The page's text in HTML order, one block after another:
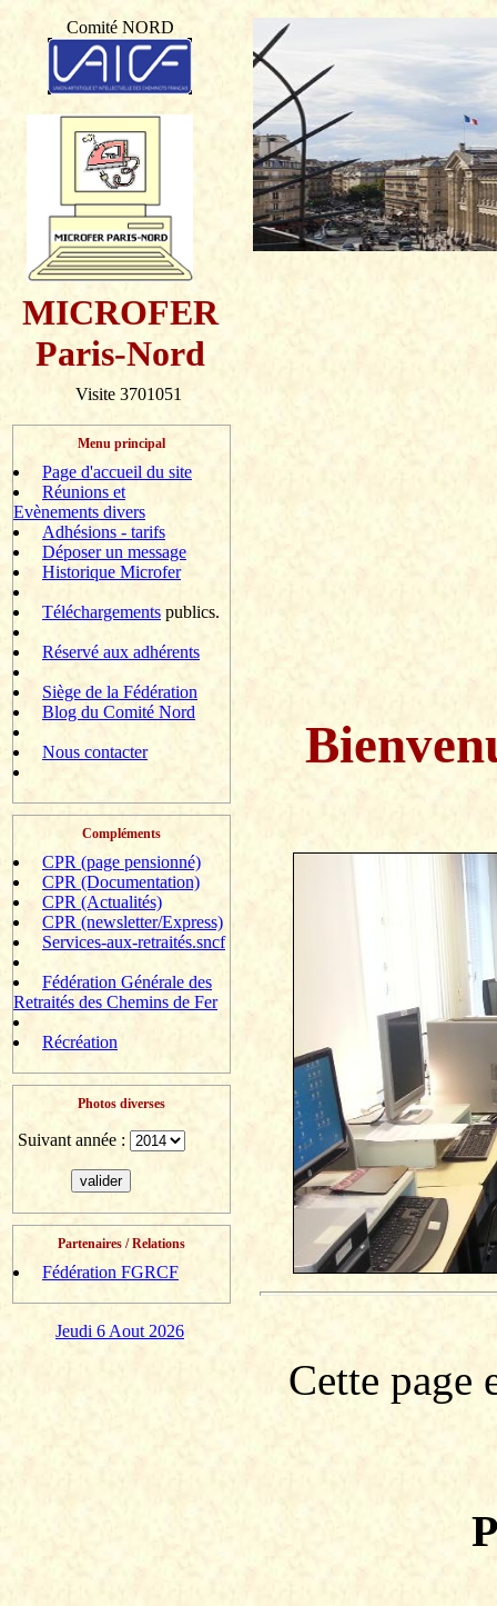
Comité NORD
MICROFER
Paris-Nord
Visite 3701051
Menu principal
Page d'accueil du site
Réunions et
Evènements divers
Adhésions - tarifs
Déposer un message
Historique Microfer
Téléchargements publics.
Réservé aux adhérents
Siège de la Fédération
Blog du Comité Nord
Nous contacter
Compléments
CPR (page pensionné)
CPR (Documentation)
CPR (Actualités)
CPR (newsletter/Express)
Services-aux-retraités.sncf
Fédération Générale des
Retraités des Chemins de Fer
Récréation
Photos diverses
Suivant année :
Partenaires / Relations
Fédération FGRCF
Jeudi 6 Aout 2026
Cette page